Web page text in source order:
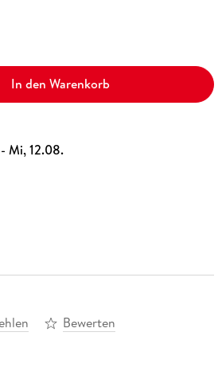
In den Warenkorb
Mi, 12.08.
Bewerten